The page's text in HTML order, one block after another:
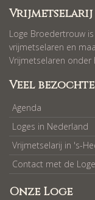
Vrijmetselarij
Loge Broedertrouw
vrijmetselaren en
Vrijmetselaren
Veel
Agenda
Loges in Nederland
Vrijmetselarij in 's-
Contact met de Loge
Onze Loge